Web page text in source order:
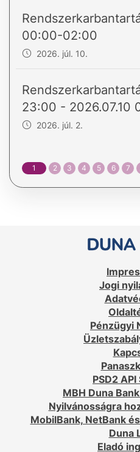
00:00-02:00
2026. júl. 10.
23:00 - 2026.07.10
2026. júl. 2.
1 2 3 4 5 6 7
Jogi
Pénzügyi
PSD2
MBH Duna
Nyilvánosságra
MobilBank, NetBank
Duna
Eladó